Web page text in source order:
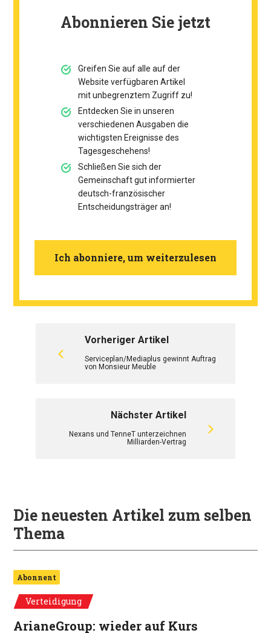
Abonnieren Sie jetzt
Greifen Sie auf alle auf der
Website verfügbaren Artikel
mit unbegrenztem Zugriff zu!
Entdecken Sie in unseren
verschiedenen Ausgaben die
wichtigsten Ereignisse des
Tagesgeschehens!
Schließen Sie sich der
Gemeinschaft gut informierter
deutsch-französischer
Entscheidungsträger an!
Ich abonniere, um weiterzulesen
Vorheriger Artikel
Serviceplan/Mediaplus gewinnt Auftrag
von Monsieur Meuble
Nächster Artikel
Nexans und TenneT unterzeichnen
Milliarden-Vertrag
Die neuesten Artikel zum selben
Thema
Abonnent
Verteidigung
ArianeGroup: wieder auf Kurs